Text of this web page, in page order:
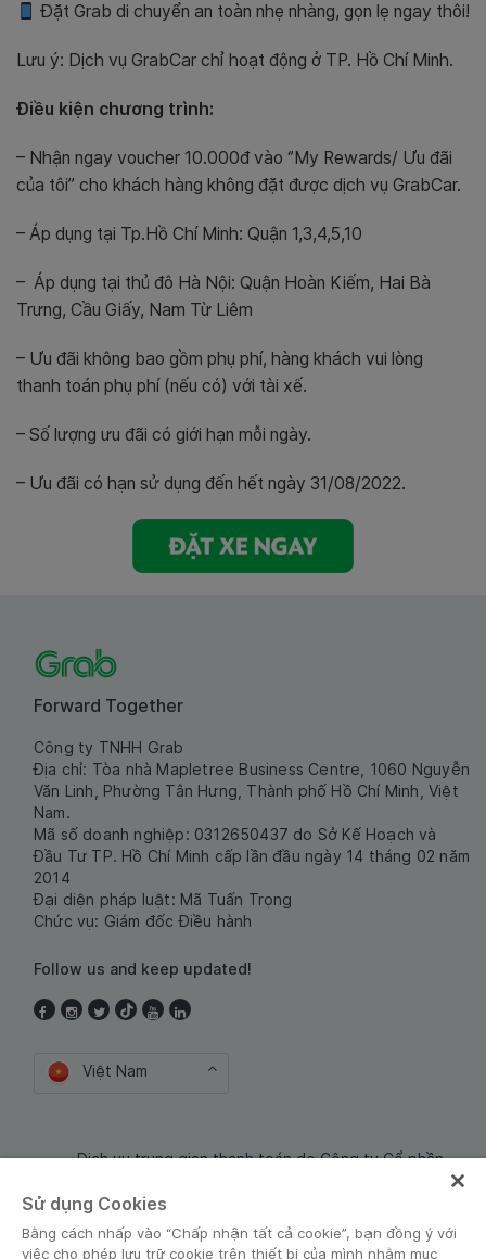
Đặt Grab di chuyển an toàn nhẹ nhàng, gọn lẹ ngay thôi!
Lưu ý: Dịch vụ GrabCar chỉ hoạt động ở TP. Hồ Chí Minh.
Điều kiện chương trình:
– Nhận ngay voucher 10.000đvào ‘’My Rewards/ Ưu đãi
của tôi’’ cho khách hàng không đặt được dịch vụ GrabCar.
– Áp dụng tại Tp.Hồ Chí Minh: Quận 1,3,4,5,10
– Áp dụng tại thủ đô Hà Nội: Quận Hoàn Kiếm, Hai Bà
Trưng, Cầu Giấy, Nam Từ Liêm
– Ưu đãi không bao gồm phụ phí, hàng khách vui lòng
thanh toán phụ phí (nếu có) với tài xế.
– Số lượng ưu đãi có giới hạn mỗi ngày.
– Ưu đãi có hạn sử dụng đến hết ngày 31/08/2022.
Forward Together
Công ty TNHH Grab
Địa chỉ: Tòa nhà Mapletree Business Centre, 1060 Nguyễn
Văn Linh, Phường Tân Hưng, Thành phố Hồ Chí Minh, Việt
Nam.
Mã số doanh nghiệp: 0312650437 do Sở Kế Hoạch và
Đầu Tư TP. Hồ Chí Minh cấp lần đầu ngày 14 tháng 02 năm
2014
Đại diện pháp luật: Mã Tuấn Trọng
Chức vụ: Giám đốc Điều hành
Follow us and keep updated!
Việt Nam
Dịch vụ trung gian thanh toán do Công ty Cổ phần
Sử dụng Cookies
Bằng cách nhấp vào “Chấp nhận tất cả cookie”, bạn đồng ý với
việc cho phép lưu trữ cookie trên thiết bị của mình nhằm mục